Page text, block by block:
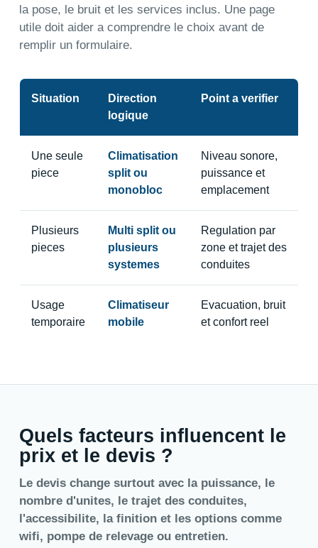
la pose, le bruit et les services inclus. Une page
utile doit aider a comprendre le choix avant de
remplir un formulaire.
Situation
Direction
logique
Point a verifier
Une seule
piece
Climatisation
split ou
monobloc
Niveau sonore,
puissance et
emplacement
Plusieurs
pieces
Multi split ou
plusieurs
systemes
Regulation par
zone et trajet des
conduites
Usage
temporaire
Climatiseur
mobile
Evacuation, bruit
et confort reel
Quels facteurs influencent le
prix et le devis ?
Le devis change surtout avec la puissance, le
nombre d'unites, le trajet des conduites,
l'accessibilite, la finition et les options comme
wifi, pompe de relevage ou entretien.